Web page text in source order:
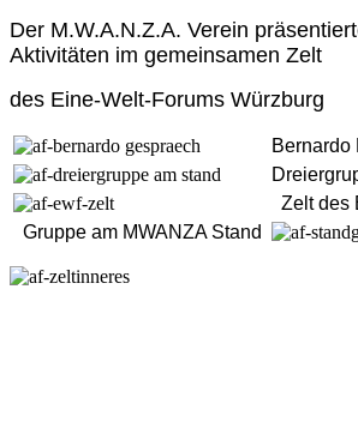
Der M.W.A.N.Z.A. Verein
Aktivitäten im gemeinsamen Zelt
des Eine-Welt-Forums Würzburg
Bernardo
Zelt des
Gruppe am MWANZA Stand